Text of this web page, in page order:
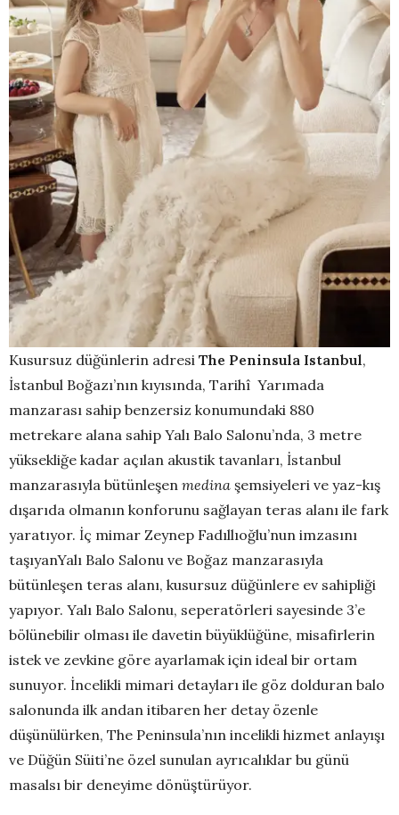
Kusursuz düğünlerin adresi The Peninsula Istanbul,
İstanbul Boğazı’nın kıyısında, Tarihî Yarımada
manzarası sahip benzersiz konumundaki 880
metrekare alana sahip Yalı Balo Salonu’nda, 3 metre
yüksekliğe kadar açılan akustik tavanları, İstanbul
manzarasıyla bütünleşen medina şemsiyeleri ve yaz-kış
dışarıda olmanın konforunu sağlayan teras alanı ile fark
yaratıyor. İç mimar Zeynep Fadıllıoğlu’nun imzasını
taşıyanYalı Balo Salonu ve Boğaz manzarasıyla
bütünleşen teras alanı, kusursuz düğünlere ev sahipliği
yapıyor. Yalı Balo Salonu, seperatörleri sayesinde 3’e
bölünebilir olması ile davetin büyüklüğüne, misafirlerin
istek ve zevkine göre ayarlamak için ideal bir ortam
sunuyor. İncelikli mimari detayları ile göz dolduran balo
salonunda ilk andan itibaren her detay özenle
düşünülürken, The Peninsula’nın incelikli hizmet anlayışı
ve Düğün Süiti’ne özel sunulan ayrıcalıklar bu günü
masalsı bir deneyime dönüştürüyor.